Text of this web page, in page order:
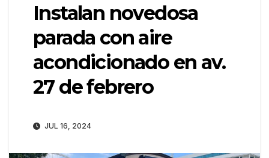
Instalan novedosa
parada con aire
acondicionado en av.
27 de febrero
JUL 16, 2024